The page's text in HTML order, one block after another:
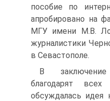
пособие по
апробировано на
МГУ имени М.В.
журналистики
в Севастополе.
В
благодарят
обсуждалась идея